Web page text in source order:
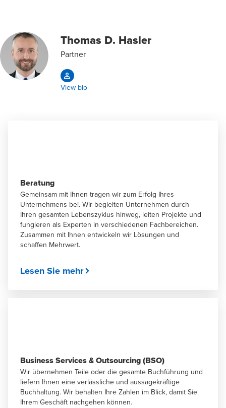
Thomas D. Hasler
Partner
View bio
Beratung
Gemeinsam mit Ihnen tragen wir zum Erfolg Ihres
Unternehmens bei. Wir begleiten Unternehmen durch
Ihren gesamten Lebenszyklus hinweg, leiten Projekte und
fungieren als Experten in verschiedenen Fachbereichen.
Zusammen mit Ihnen entwickeln wir Lösungen und
schaffen Mehrwert.
Lesen Sie mehr
Business Services & Outsourcing (BSO)
Wir übernehmen Teile oder die gesamte Buchführung und
liefern Ihnen eine verlässliche und aussagekräftige
Buchhaltung. Wir behalten Ihre Zahlen im Blick, damit Sie
Ihrem Geschäft nachgehen können.